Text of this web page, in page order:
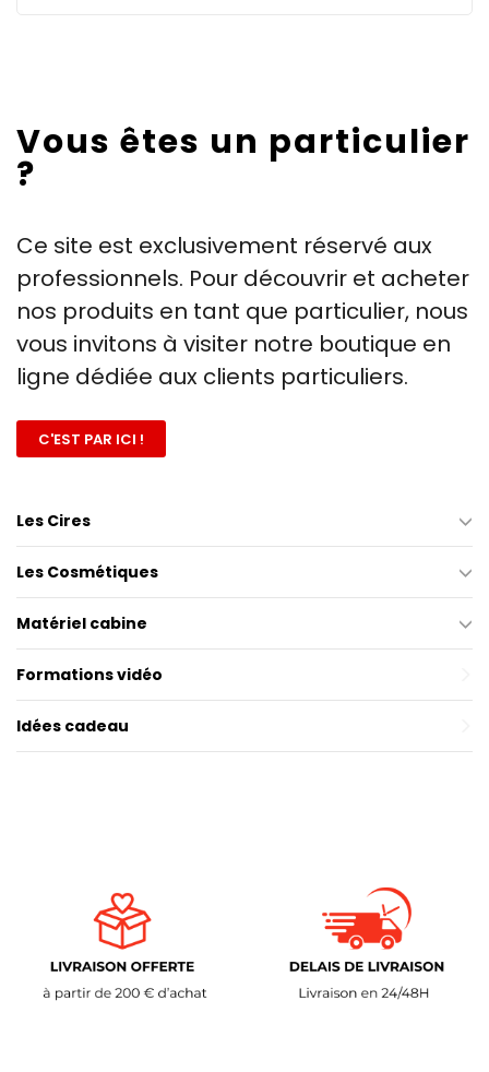
Vous êtes un particulier
?
Ce site est exclusivement réservé aux
professionnels. Pour découvrir et acheter
nos produits en tant que particulier, nous
vous invitons à visiter notre boutique en
ligne dédiée aux clients particuliers.
C'EST PAR ICI !
Les Cires
Les Cosmétiques
Matériel cabine
Formations vidéo
Idées cadeau